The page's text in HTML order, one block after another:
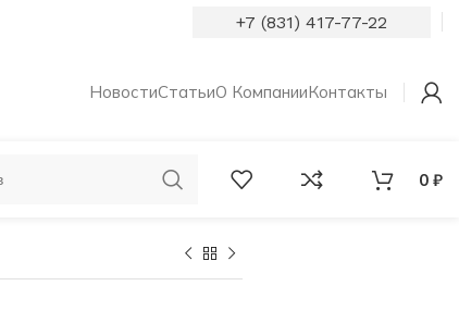
+7 (831) 417-77-22
НовостиСтатьиО КомпанииКонтакты
ОБРУЧАЛЬНЫЕ
КОЛЬЦА С
0 ₽